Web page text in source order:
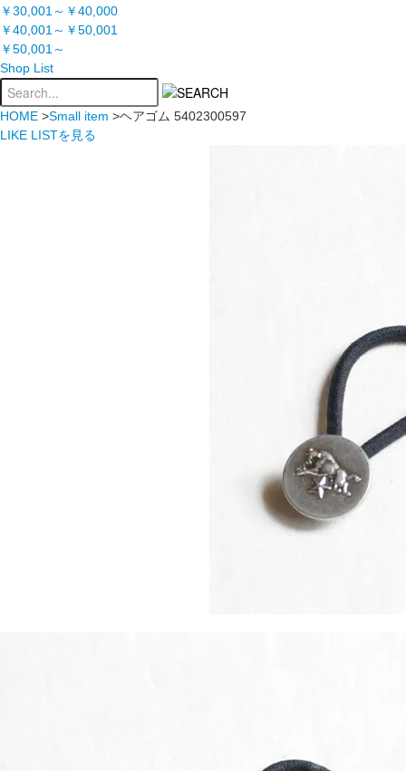
￥30,001～￥40,000
￥40,001～￥50,001
￥50,001～
Shop List
HOME >Small item >ヘアゴム 5402300597
LIKE LISTを見る